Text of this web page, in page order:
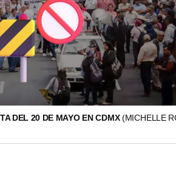
DEL 20 DE MAYO EN CDMX(MICHELLE